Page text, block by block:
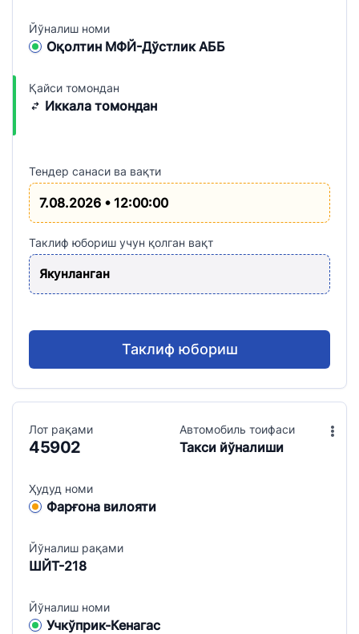
Йўналиш номи
Оқолтин МФЙ-Дўстлик АББ
Қайси томондан
Иккала томондан
Тендер санаси ва вақти
7.08.2026 • 12:00:00
Таклиф юбориш учун қолган вақт
Якунланган
Таклиф юбориш
Лот рақами
45902
Ҳудуд номи
Фарғона вилояти
Йўналиш рақами
ШЙТ-218
Йўналиш номи
Учкўприк-Кенагас
Aвтомобиль тоифаси
Такси йўналиши